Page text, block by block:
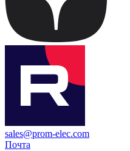
sales@prom-elec.com
Почта